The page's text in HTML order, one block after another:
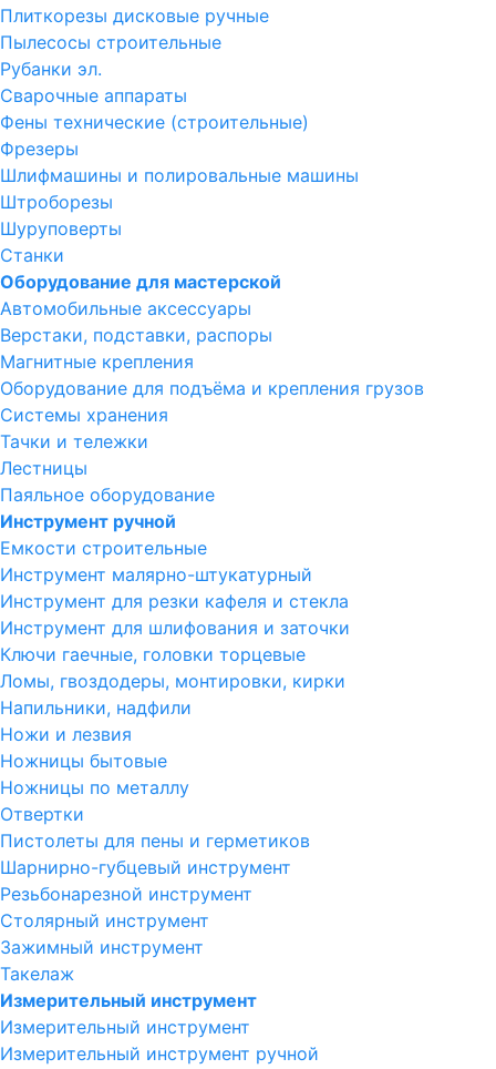
Плиткорезы дисковые ручные
Пылесосы строительные
Рубанки эл.
Сварочные аппараты
Фены технические (строительные)
Фрезеры
Шлифмашины и полировальные машины
Штроборезы
Шуруповерты
Станки
Оборудование для мастерской
Автомобильные аксессуары
Верстаки, подставки, распоры
Магнитные крепления
Оборудование для подъёма и крепления грузов
Системы хранения
Тачки и тележки
Лестницы
Паяльное оборудование
Инструмент ручной
Емкости строительные
Инструмент малярно-штукатурный
Инструмент для резки кафеля и стекла
Инструмент для шлифования и заточки
Ключи гаечные, головки торцевые
Ломы, гвоздодеры, монтировки, кирки
Напильники, надфили
Ножи и лезвия
Ножницы бытовые
Ножницы по металлу
Отвертки
Пистолеты для пены и герметиков
Шарнирно-губцевый инструмент
Резьбонарезной инструмент
Столярный инструмент
Зажимный инструмент
Такелаж
Измерительный инструмент
Измерительный инструмент
Измерительный инструмент ручной